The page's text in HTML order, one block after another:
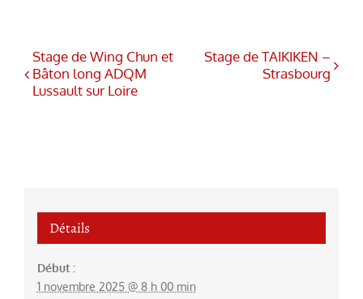
Stage de Wing Chun et
Bâton long ADQM
Lussault sur Loire
Stage de TAIKIKEN –
Strasbourg
Détails
Début :
1 novembre 2025 @ 8 h 00 min